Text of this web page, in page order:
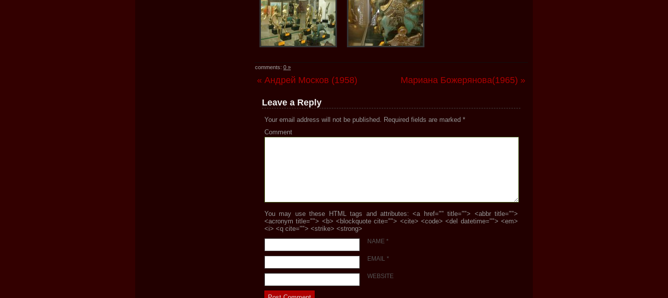
comments: 0 »
« Андрей Москов (1958) Мариана Божерянова(1965) »
Leave a Reply
Your email address will not be published. Required fields are marked *
Comment
You may use these HTML tags and attributes: <a href="" title=""> <abbr title="">
<acronym title=""> <b> <blockquote cite=""> <cite> <code> <del datetime=""> <em>
<i> <q cite=""> <strike> <strong>
NAME *
EMAIL *
WEBSITE